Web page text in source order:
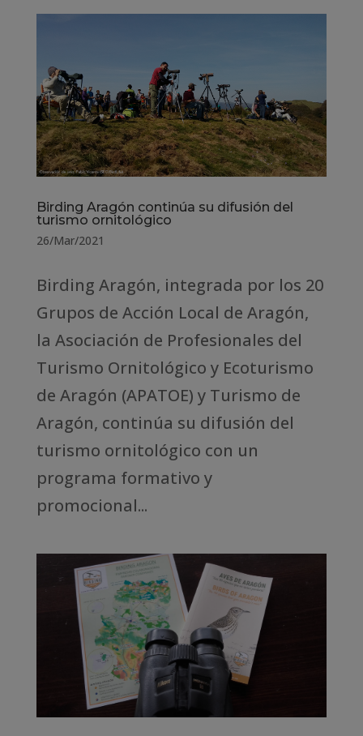
Birding Aragón continúa su difusión del
turismo ornitológico
26/Mar/2021
Birding Aragón, integrada por los 20
Grupos de Acción Local de Aragón,
la Asociación de Profesionales del
Turismo Ornitológico y Ecoturismo
de Aragón (APATOE) y Turismo de
Aragón, continúa su difusión del
turismo ornitológico con un
programa formativo y
promocional...